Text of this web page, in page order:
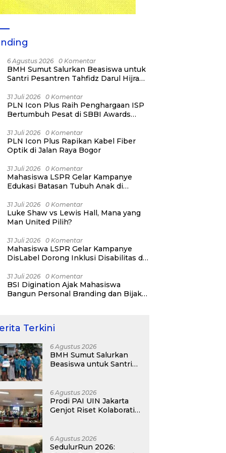
6 Agustus 2026 0 Komentar
BMH Sumut Salurkan Beasiswa untuk
Santri Pesantren Tahfidz Darul Hijrah
31 Juli 2026 0 Komentar
PLN Icon Plus Raih Penghargaan ISP
Bertumbuh Pesat di SBBI Awards
31 Juli 2026 0 Komentar
PLN Icon Plus Rapikan Kabel Fiber
Optik di Jalan Raya Bogor
31 Juli 2026 0 Komentar
Mahasiswa LSPR Gelar Kampanye
Edukasi Batasan Tubuh Anak di
31 Juli 2026 0 Komentar
Luke Shaw vs Lewis Hall, Mana yang
Man United Pilih?
31 Juli 2026 0 Komentar
Mahasiswa LSPR Gelar Kampanye
DisLabel Dorong Inklusi Disabilitas di
31 Juli 2026 0 Komentar
BSI Digination Ajak Mahasiswa
Bangun Personal Branding dan Bijak
Terkini
6 Agustus 2026
BMH Sumut Salurkan
Beasiswa untuk Santri
6 Agustus 2026
Prodi PAI UIN Jakarta
Genjot Riset Kolaboratif,
6 Agustus 2026
SedulurRun 2026: